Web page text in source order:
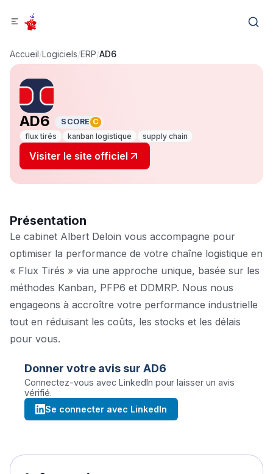
Accueil/Logiciels/ERP/AD6
AD6 SCORE C
flux tirés
kanban logistique supply chain
Visiter le site officiel
Présentation
Le cabinet Albert Deloin vous accompagne pour
optimiser la performance de votre chaîne logistique en
« Flux Tirés » via une approche unique, basée sur les
méthodes Kanban, PFP6 et DDMRP. Nous nous
engageons à accroître votre performance industrielle
tout en réduisant les coûts, les stocks et les délais
pour vous.
Donner votre avis sur AD6
Connectez-vous avec LinkedIn pour laisser un avis
vérifié.
Se connecter avec LinkedIn